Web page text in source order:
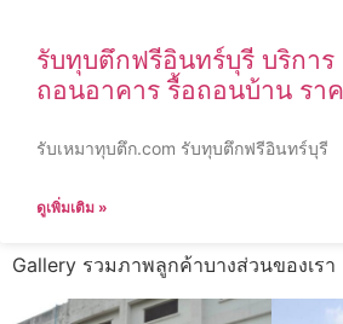
รับทุบตึกฟรีอินทร์บุรี บริการ
ถอนอาคาร รื้อถอนบ้าน รา
รับเหมาทุบตึก.com รับทุบตึกฟรีอินทร์บุรี
ดูเพิ่มเติม »
Gallery รวมภาพลูกค้าบางส่วนของเรา